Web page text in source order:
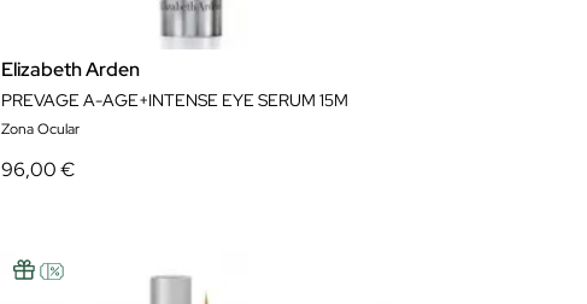
Elizabeth Arden
PREVAGE A-AGE+INTENSE EYE SERUM 15M
Zona Ocular
96,00 €